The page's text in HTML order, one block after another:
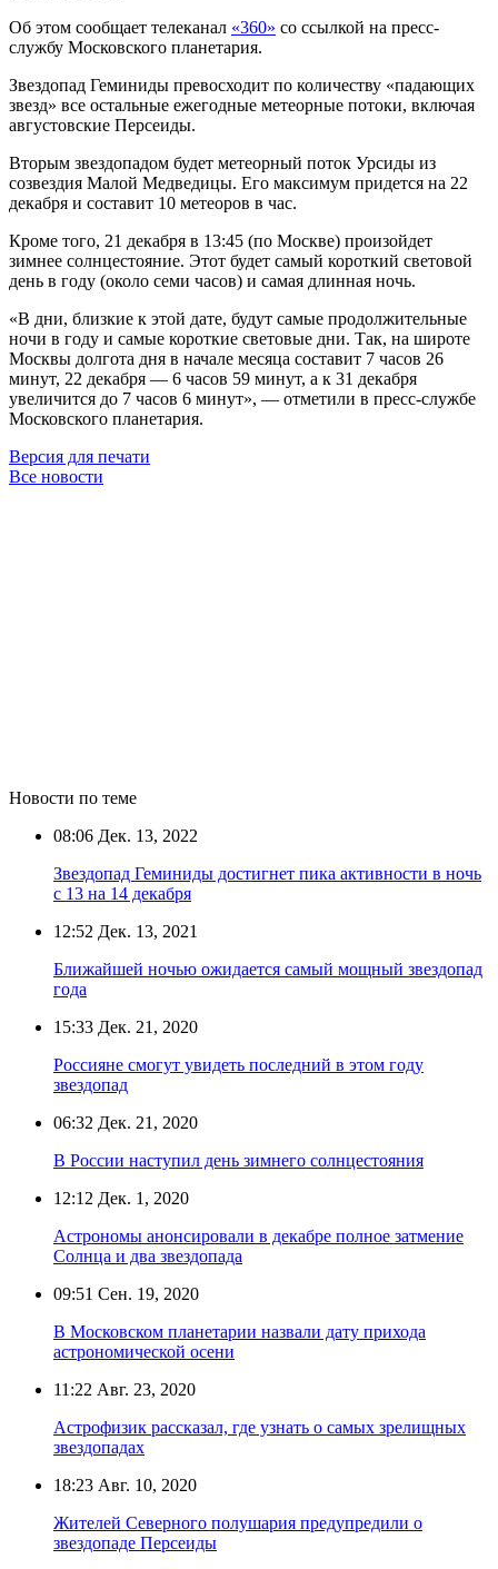
Об этом сообщает телеканал «360» со ссылкой на пресс-
службу Московского планетария.
Звездопад Геминиды превосходит по количеству «падающих
звезд» все остальные ежегодные метеорные потоки, включая
августовские Персеиды.
Вторым звездопадом будет метеорный поток Урсиды из
созвездия Малой Медведицы. Его максимум придется на 22
декабря и составит 10 метеоров в час.
Кроме того, 21 декабря в 13:45 (по Москве) произойдет
зимнее солнцестояние. Этот будет самый короткий световой
день в году (около семи часов) и самая длинная ночь.
«В дни, близкие к этой дате, будут самые продолжительные
ночи в году и самые короткие световые дни. Так, на широте
Москвы долгота дня в начале месяца составит 7 часов 26
минут, 22 декабря — 6 часов 59 минут, а к 31 декабря
увеличится до 7 часов 6 минут», — отметили в пресс-службе
Московского планетария.
Версия для печати
Все новости
Новости по теме
08:06 Дек. 13, 2022
Звездопад Геминиды достигнет пика активности в ночь
с 13 на 14 декабря
12:52 Дек. 13, 2021
Ближайшей ночью ожидается самый мощный звездопад
года
15:33 Дек. 21, 2020
Россияне смогут увидеть последний в этом году
звездопад
06:32 Дек. 21, 2020
В России наступил день зимнего солнцестояния
12:12 Дек. 1, 2020
Астрономы анонсировали в декабре полное затмение
Солнца и два звездопада
09:51 Сен. 19, 2020
В Московском планетарии назвали дату прихода
астрономической осени
11:22 Авг. 23, 2020
Астрофизик рассказал, где узнать о самых зрелищных
звездопадах
18:23 Авг. 10, 2020
Жителей Северного полушария предупредили о
звездопаде Персеиды